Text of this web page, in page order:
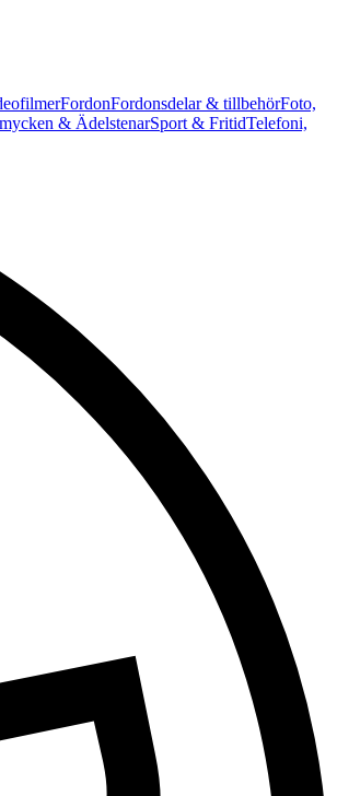
FordonFordonsdelar & tillbehörFoto,
& ÄdelstenarSport & FritidTelefoni,